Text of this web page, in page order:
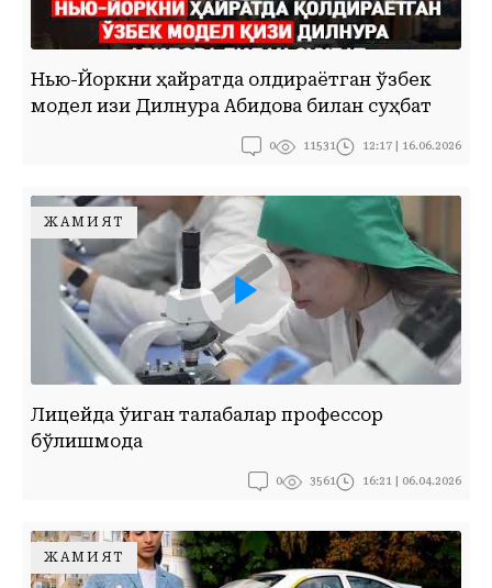
Нью-Йоркни ҳайратда қолдираётган ўзбек
модел қизи Дилнура Абидова билан суҳбат
0 11531 12:17 | 16.06.2026
ЖАМИЯТ
Лицейда ўқиган талабалар профессор
бўлишмоқда
0 3561 16:21 | 06.04.2026
YANDEX ТАКСИ: ҲАЙДОВЧИ МАНФААТИ ИККИНЧИ ДАРАЖАЛИМИ?
ЖАМИЯТ